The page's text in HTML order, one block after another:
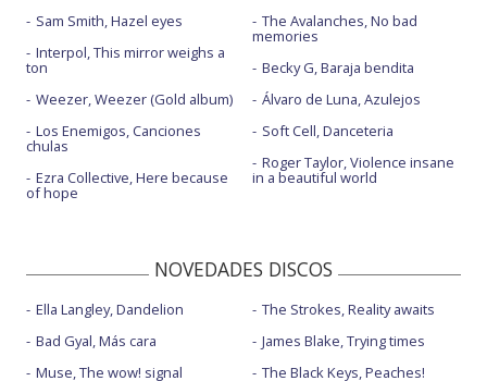
Sam Smith, Hazel eyes
Interpol, This mirror weighs a
ton
Weezer, Weezer (Gold album)
Los Enemigos, Canciones
chulas
Ezra Collective, Here because
of hope
The Avalanches, No bad
memories
Becky G, Baraja bendita
Álvaro de Luna, Azulejos
Soft Cell, Danceteria
Roger Taylor, Violence insane
in a beautiful world
NOVEDADES DISCOS
Ella Langley, Dandelion
Bad Gyal, Más cara
Muse, The wow! signal
The Strokes, Reality awaits
James Blake, Trying times
The Black Keys, Peaches!